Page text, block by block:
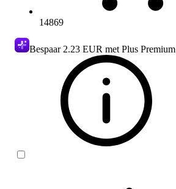
14869
Bespaar 2.23 EUR met Plus Premium